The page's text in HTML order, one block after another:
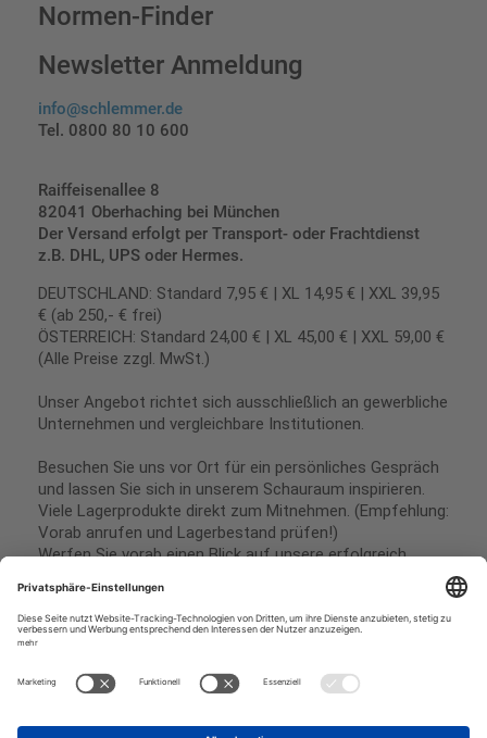
Normen-Finder
Newsletter Anmeldung
info@schlemmer.de
Tel. 0800 80 10 600
Raiffeisenallee 8
82041 Oberhaching bei München
Der Versand erfolgt per Transport- oder Frachtdienst
z.B. DHL, UPS oder Hermes.
DEUTSCHLAND: Standard 7,95 € | XL 14,95 € | XXL 39,95
€ (ab 250,- € frei)
ÖSTERREICH: Standard 24,00 € | XL 45,00 € | XXL 59,00 €
(Alle Preise zzgl. MwSt.)
Unser Angebot richtet sich ausschließlich an gewerbliche
Unternehmen und vergleichbare Institutionen.
Besuchen Sie uns vor Ort für ein persönliches Gespräch
und lassen Sie sich in unserem Schauraum inspirieren.
Viele Lagerprodukte direkt zum Mitnehmen. (Empfehlung:
Vorab anrufen und Lagerbestand prüfen!)
Werfen Sie vorab einen Blick auf unsere erfolgreich
Impressum
Datenschutz
SEPA Lastschrift
Kreditkarte